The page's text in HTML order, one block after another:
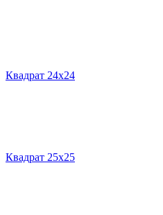
Квадрат 24х24
Квадрат 25х25